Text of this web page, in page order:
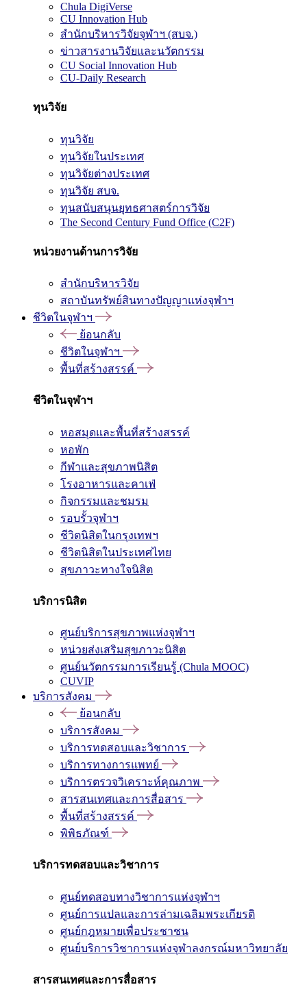
Chula DigiVerse
CU Innovation Hub
สำนักบริหารวิจัยจุฬาฯ (สบจ.)
ข่าวสารงานวิจัยและนวัตกรรม
CU Social Innovation Hub
CU-Daily Research
ทุนวิจัย
ทุนวิจัย
ทุนวิจัยในประเทศ
ทุนวิจัยต่างประเทศ
ทุนวิจัย สบจ.
ทุนสนับสนุนยุทธศาสตร์การวิจัย
The Second Century Fund Office (C2F)
หน่วยงานด้านการวิจัย
สำนักบริหารวิจัย
สถาบันทรัพย์สินทางปัญญาแห่งจุฬาฯ
ชีวิตในจุฬาฯ
ย้อนกลับ
ชีวิตในจุฬาฯ
พื้นที่สร้างสรรค์
ชีวิตในจุฬาฯ
หอสมุดและพื้นที่สร้างสรรค์
หอพัก
กีฬาและสุขภาพนิสิต
โรงอาหารและคาเฟ่
กิจกรรมและชมรม
รอบรั้วจุฬาฯ
ชีวิตนิสิตในกรุงเทพฯ
ชีวิตนิสิตในประเทศไทย
สุขภาวะทางใจนิสิต
บริการนิสิต
ศูนย์บริการสุขภาพแห่งจุฬาฯ
หน่วยส่งเสริมสุขภาวะนิสิต
ศูนย์นวัตกรรมการเรียนรู้ (Chula MOOC)
CUVIP
บริการสังคม
ย้อนกลับ
บริการสังคม
บริการทดสอบและวิชาการ
บริการทางการแพทย์
บริการตรวจวิเคราะห์คุณภาพ
สารสนเทศและการสื่อสาร
พื้นที่สร้างสรรค์
พิพิธภัณฑ์
บริการทดสอบและวิชาการ
ศูนย์ทดสอบทางวิชาการแห่งจุฬาฯ
ศูนย์การแปลและการล่ามเฉลิมพระเกียรติ
ศูนย์กฎหมายเพื่อประชาชน
ศูนย์บริการวิชาการแห่งจุฬาลงกรณ์มหาวิทยาลัย
สารสนเทศและการสื่อสาร